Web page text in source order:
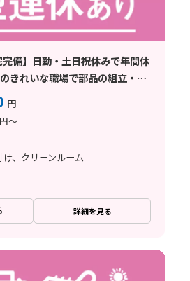
完備】日勤・土日祝休みで年間休
きれいな職場で部品の組立・検
円
～
、クリーンルーム
詳細を見る